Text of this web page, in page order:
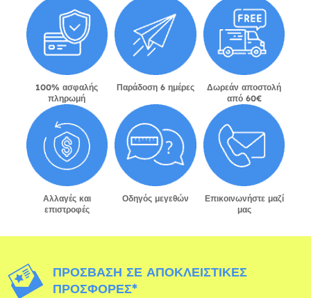
100% ασφαλής
πληρωμή
Παράδοση 6 ημέρες
Δωρεάν αποστολή
από 60€
Αλλαγές και
επιστροφές
Οδηγός μεγεθών
Επικοινωνήστε μαζί
μας
ΠΡΌΣΒΑΣΗ ΣΕ ΑΠΟΚΛΕΙΣΤΙΚΈΣ
ΠΡΟΣΦΟΡΈΣ*